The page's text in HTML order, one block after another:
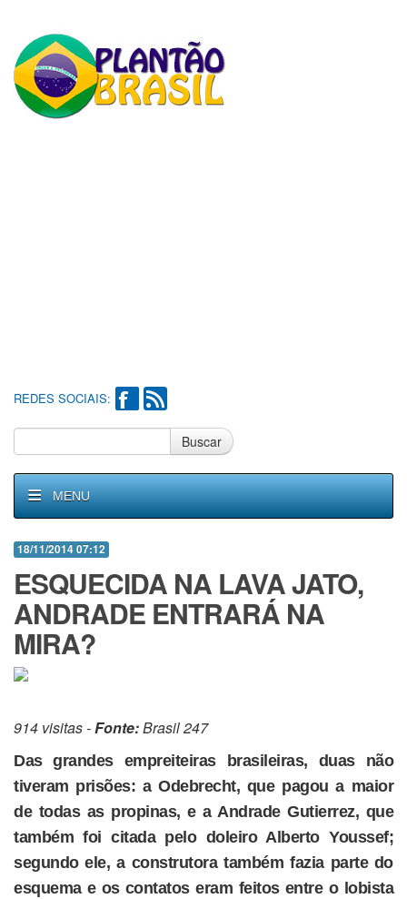
REDES SOCIAIS:
Buscar
MENU
18/11/2014 07:12
ESQUECIDA NA LAVA JATO,
ANDRADE ENTRARÁ NA
MIRA?
914 visitas -Fonte:Brasil 247
Das grandes empreiteiras brasileiras, duas não
tiveram prisões: a Odebrecht, que pagou a maior
de todas as propinas, e a Andrade Gutierrez, que
também foi citada pelo doleiro Alberto Youssef;
segundo ele, a construtora também fazia parte do
esquema e os contatos eram feitos entre o lobista